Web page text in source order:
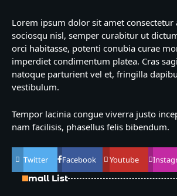
Lorem ipsum dolor sit amet consectetur
sociosqu nisl, semper curabitur ut
orci habitasse, potenti conubia curae
imperdiet condimentum platea. Cras
natoque parturient vel et, fringilla
vestibulum.
Tempor lacinia congue viverra justo
nam facilisis, phasellus felis bibendum.
Twitter Facebook Youtube
Small List